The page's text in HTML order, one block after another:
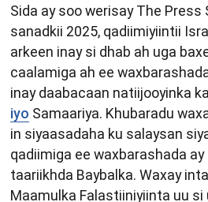
Sida ay soo werisay The Press
sanadkii 2025, qadiimiyiintii
arkeen inay si dhab ah uga
caalamiga ah ee
inay daabacaan natiijooyinka
iyo Samaariya. Khubaradu
in siyaasadaha ku salaysan
qadiimiga ee waxbarashada
taariikhda Baybalka. Waxay
Maamulka Falastiiniyiinta uu si